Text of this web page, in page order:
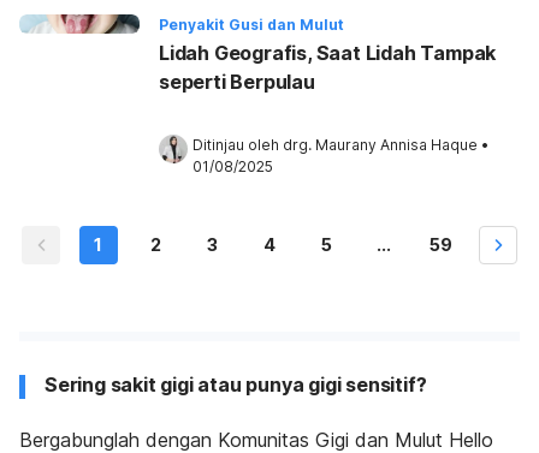
Penyakit Gusi dan Mulut
Lidah Geografis, Saat Lidah Tampak
seperti Berpulau
Ditinjau oleh drg. Maurany Annisa Haque •
01/08/2025
1 2 3 4 5 ... 59
Sering sakit gigi atau punya gigi sensitif?
Bergabunglah dengan Komunitas Gigi dan Mulut Hello